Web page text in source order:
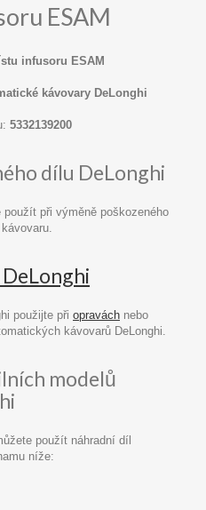
ESAM
infusoru ESAM
kávovary DeLonghi
5332139200
dílu DeLonghi
při výměně poškozeného
použijte při opravách nebo
kávovarů DeLonghi.
modelů
použít náhradní díl
níže: